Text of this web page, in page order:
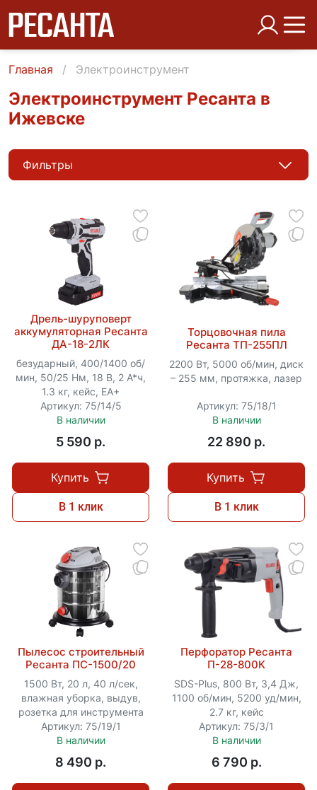
Главная Электроинструмент
Электроинструмент Ресанта в
Ижевске
Фильтры
Дрель-шуруповерт
аккумуляторная Ресанта
ДА-18-2ЛК
безударный, 400/1400 об/
мин, 50/25 Нм, 18 В, 2 А*ч,
1.3 кг, кейс, ЕА+
Артикул: 75/14/5
В наличии
5 590 p.
Купить
В 1 клик
Торцовочная пила
Ресанта ТП-255ПЛ
2200 Вт, 5000 об/мин, диск
– 255 мм, протяжка, лазер
Артикул: 75/18/1
В наличии
22 890 p.
Купить
В 1 клик
Пылесос строительный
Ресанта ПС-1500/20
1500 Вт, 20 л, 40 л/сек,
влажная уборка, выдув,
розетка для инструмента
Артикул: 75/19/1
В наличии
8 490 p.
Перфоратор Ресанта
П-28-800К
SDS-Plus, 800 Вт, 3,4 Дж,
1100 об/мин, 5200 уд/мин,
2.7 кг, кейс
Артикул: 75/3/1
В наличии
6 790 p.